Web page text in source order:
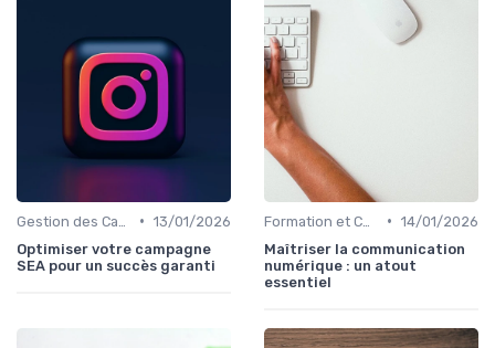
• 13/01/2026
Optimiser votre campagne
SEA pour un succès garanti
• 14/01/2026
Maîtriser la communication
numérique : un atout
essentiel